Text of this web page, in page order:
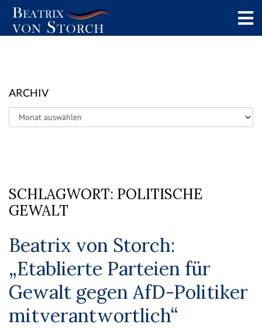
ARCHIV
Archiv
SCHLAGWORT: POLITISCHE
GEWALT
Beatrix von Storch:
„Etablierte Parteien für
Gewalt gegen AfD-Politiker
mitverantwortlich“